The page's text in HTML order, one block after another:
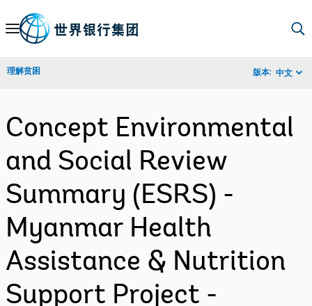
Skip
Navigation
理解贫困 版本: 中文
Concept Environmental
and Social Review
Summary (ESRS) -
Myanmar Health
Assistance & Nutrition
Support Project -